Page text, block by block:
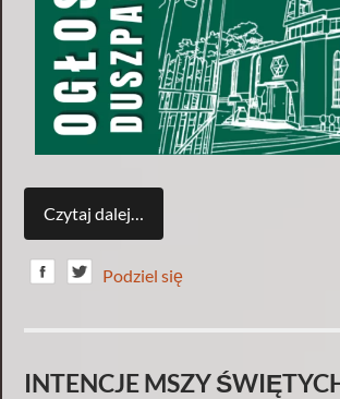
Czytaj dalej…
Podziel się
INTENCJE MSZY